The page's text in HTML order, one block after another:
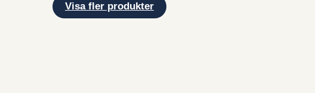
Visa fler produkter